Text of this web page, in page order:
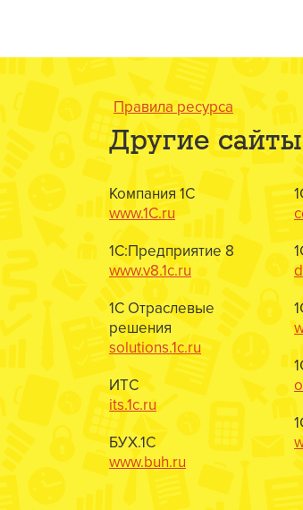
Правила ресурса
Другие
Компания 1С
www.1C.ru
1С:Предприятие 8
www.v8.1c.ru
1С Отраслевые
решения
solutions.1c.ru
ИТС
its.1c.ru
БУХ.1С
www.buh.ru